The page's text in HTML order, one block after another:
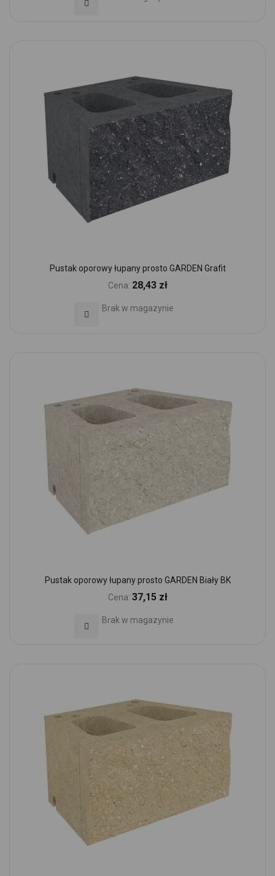
Dodaj do Ulubionych
Pustak oporowy łupany prosto GARDEN Grafit
Cena: 28,43 zł
Brak w magazynie
Dodaj do Ulubionych
Pustak oporowy łupany prosto GARDEN Biały BK
Cena: 37,15 zł
Brak w magazynie
Dodaj do Ulubionych